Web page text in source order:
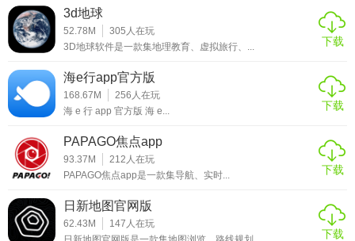
3d地球
52.78M 305 人在玩
3D地球软件是一款集地理教育、虚拟旅行、...
下载
海e行app官方版
168.67M 256 人在玩
海 e 行 app 官方版 海 e...
下载
PAPAGO焦点app
93.37M 212 人在玩
PAPAGO焦点app是一款集导航、实时...
下载
日新地图官网版
62.43M 147 人在玩
下载